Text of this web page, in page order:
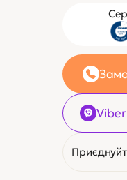
Viber